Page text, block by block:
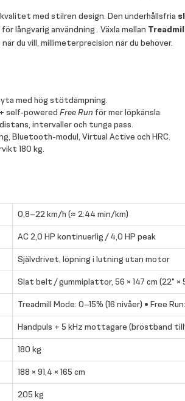
med stilren design. Den underhållsfria
långvarig användning . Växla mellan
du vill, millimeterprecision när du behöver.
med hög stötdämpning.
self-powered Free Run för mer löpkänsla.
intervaller och tunga pass.
Bluetooth-modul, Virtual Active och HRC.
180 kg.
0,8–22 km/h (≈ 2:44 min/km)
AC 2,0 HP kontinuerlig / 4,0 HP peak
Självdrivet, löpning i lutning utan motor
Slat belt / gummiplattor, 56 × 147 cm (22" ×
Treadmill Mode: 0–15% (16 nivåer) • Free
Handpuls + 5 kHz mottagare (bröstband
180 kg
188 × 91,4 × 165 cm
205 kg